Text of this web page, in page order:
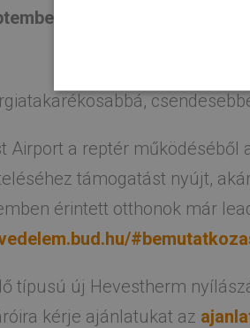
15.
Airport a reptér
támogatást nyújt,
érintett otthonok már
típusú új Hevestherm
kérje ajánlatukat az